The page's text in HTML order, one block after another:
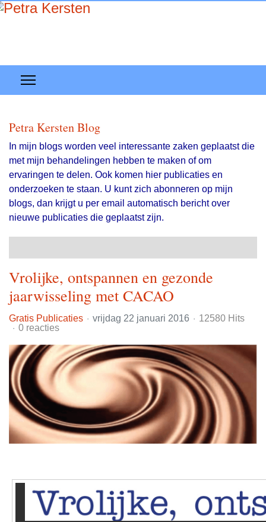
Petra Kersten Blog
In mijn blogs worden veel interessante zaken geplaatst die
met mijn behandelingen hebben te maken of om
ervaringen te delen. Ook komen hier publicaties en
onderzoeken te staan. U kunt zich abonneren op mijn
blogs, dan krijgt u per email automatisch bericht over
nieuwe publicaties die geplaatst zijn.
Vrolijke, ontspannen en gezonde
jaarwisseling met CACAO
Gratis Publicaties vrijdag 22 januari 2016
12580 Hits
0 reacties